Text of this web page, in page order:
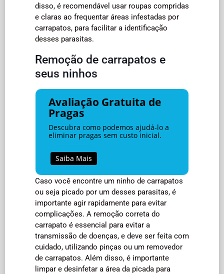
disso, é recomendável usar roupas compridas
e claras ao frequentar áreas infestadas por
carrapatos, para facilitar a identificação
desses parasitas.
Remoção de carrapatos e
seus ninhos
Avaliação Gratuita de
Pragas
Descubra como podemos ajudá-lo a
eliminar pragas sem custo inicial.
Saiba Mais
Caso você encontre um ninho de carrapatos
ou seja picado por um desses parasitas, é
importante agir rapidamente para evitar
complicações. A remoção correta do
carrapato é essencial para evitar a
transmissão de doenças, e deve ser feita com
cuidado, utilizando pinças ou um removedor
de carrapatos. Além disso, é importante
limpar e desinfetar a área da picada para